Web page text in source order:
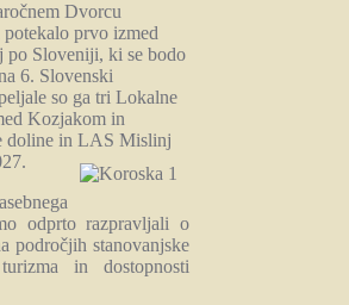
Dvorcu
prvo izmed
po Sloveniji, ki se bodo
6. Slovenski
so ga tri Lokalne
Kozjakom in
doline in LAS Mislinj
odprto razpravljali o
področjih stanovanjske
in dostopnosti